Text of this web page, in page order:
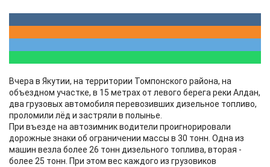
Вчера в Якутии, на территории Томпонского района, на
объездном участке, в 15 метрах от левого берега реки Алдан,
два грузовых автомобиля перевозивших дизельное топливо,
проломили лёд и застряли в полынье.
При въезде на автозимник водители проигнорировали
дорожные знаки об ограничении массы в 30 тонн. Одна из
машин везла более 26 тонн дизельного топлива, вторая -
более 25 тонн. При этом вес каждого из грузовиков